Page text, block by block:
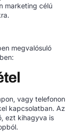
marketing célú
megvalósuló
vagy telefonon
kapcsolatban. Az
ezt kihagyva is